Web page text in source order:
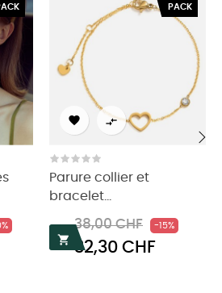
PACK
 
Parure collier et
bracelet...

Prix
habituel
38,00 CHF -15%
32,30 CHF